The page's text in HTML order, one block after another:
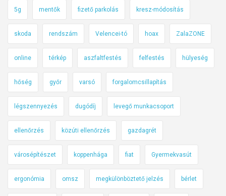
5g mentők fizető parkolás kresz-módosítás
skoda rendszám Velencei-tó hoax ZalaZONE
online térkép aszfaltfestés felfestés hülyeség
hőség győr varsó forgalomcsillapítás
légszennyezés dugódíj levegő munkacsoport
ellenőrzés közúti ellenőrzés gazdagrét
városépítészet koppenhága fiat Gyermekvasút
ergonómia omsz megkülönböztető jelzés bérlet